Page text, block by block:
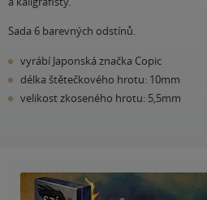
Sada 6 barevných odstínů.
vyrábí Japonská značka Copic
délka štětečkového hrotu: 10mm
velikost zkoseného hrotu: 5,5mm